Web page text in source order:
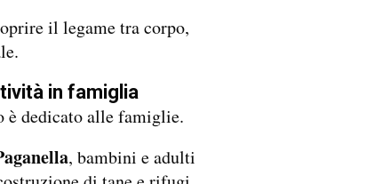
il legame tra corpo,
in famiglia
è dedicato alle famiglie.
, bambini e adulti